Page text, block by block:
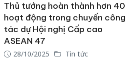
Thủ tướng hoàn thành hơn 40
hoạt động trong chuyến công
tác dự Hội nghị Cấp cao
ASEAN 47
28/10/2025 Tin tức